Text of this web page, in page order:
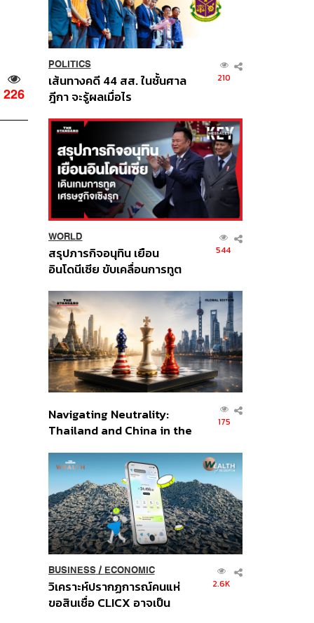
226
POLITICS
เส้นทางคดี 44 สส. ในชั้นศาล
ฎีกา จะรู้ผลเมื่อไร
210
WORLD
สรุปภารกิจอนุทิน เยือน
อินโดนีเซีย ขับเคลื่อนการทูต
ส่วนยุทธศาสตร์ไทย –
อินโดนีเซีย
544
Navigating Neutrality:
Thailand and China in the
Order
175
BUSINESS/ ECONOMIC
วิเคราะห์ปรากฏการณ์คนแห่
ขอสินเชื่อ CLICX อาจเป็น
2.6K